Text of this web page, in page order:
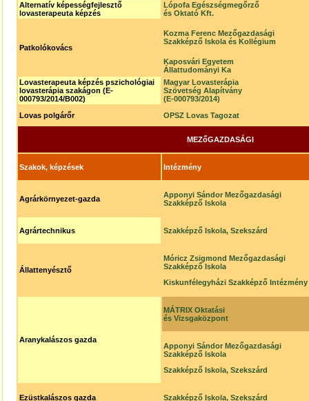
Alternatív képességfejlesztő
lovasterapeuta képzés
Lópofa Egészségmegőrző
és Oktató Kft.
Patkolókovács
Kozma Ferenc Mezőgazdasági
Szakképző Iskola és Kollégium
Kaposvári Egyetem
Állattudományi Ka
Lovasterapeuta képzés pszichológiai
lovasterápia szakágon (E-
000793/2014/B002)
Magyar Lovasterápia
Szövetség Alapítvány
(E-000793/2014)
Lovas polgárőr
OPSZ Lovas Tagozat
MEZőGAZDASÁGI
Szakok, képzések Intézmény
Agrárkörnyezet-gazda
Apponyi Sándor Mezőgazdasági
Szakképző Iskola
Agrártechnikus Szakképző Iskola, Szekszárd
Állattenyésztő
Móricz Zsigmond Mezőgazdasági
Szakképző Iskola
Kiskunfélegyházi Szakképző Intézmény
Aranykalászos gazda
MÁTRIX Oktatási
és Vizsgaközpont
Apponyi Sándor Mezőgazdasági
Szakképző Iskola
Szakképző Iskola, Szekszárd
Ezüstkalászos gazda Szakképző Iskola, Szekszárd